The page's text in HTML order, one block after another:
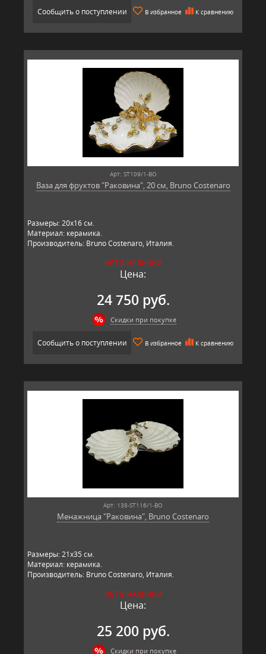
Сообщить о поступлении В избранное К сравнению
Арт: ST109/1-BO
Ваза для фруктов "Раковина", 20 см, Bruno Costenaro
Размеры: 20х16 см.
Материал: керамика.
Производитель: Bruno Costenaro, Италия.
НЕТ В НАЛИЧИИ
Цена:
24 750 руб.
Скидки при покупке
Сообщить о поступлении В избранное К сравнению
Арт: 138-ST116/1-BO
Менажница "Раковина", Bruno Costenaro
Размеры: 21x35 см.
Материал: керамика.
Производитель: Bruno Costenaro, Италия.
НЕТ В НАЛИЧИИ
Цена:
25 200 руб.
Скидки при покупке